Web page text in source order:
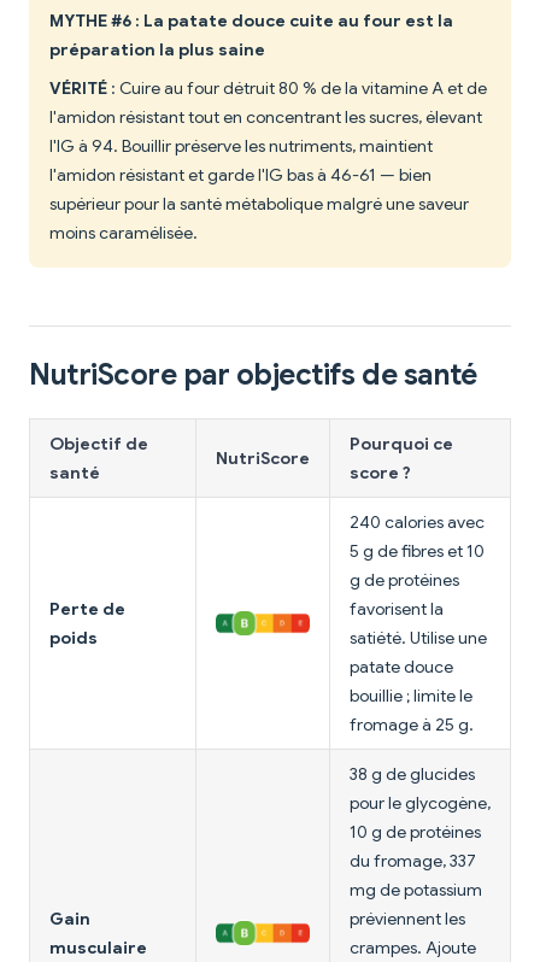
MYTHE #6 : La patate douce cuite au four est la
préparation la plus saine
VÉRITÉ : Cuire au four détruit 80 % de la vitamine A et de
l'amidon résistant tout en concentrant les sucres, élevant
l'IG à 94. Bouillir préserve les nutriments, maintient
l'amidon résistant et garde l'IG bas à 46-61 — bien
supérieur pour la santé métabolique malgré une saveur
moins caramélisée.
NutriScore par objectifs de santé
Objectif de
santé
NutriScore
Pourquoi ce
score ?
Perte de
poids
240 calories avec
5 g de fibres et 10
g de protéines
favorisent la
satiété. Utilise une
patate douce
bouillie ; limite le
fromage à 25 g.
Gain
musculaire
38 g de glucides
pour le glycogène,
10 g de protéines
du fromage, 337
mg de potassium
préviennent les
crampes. Ajoute